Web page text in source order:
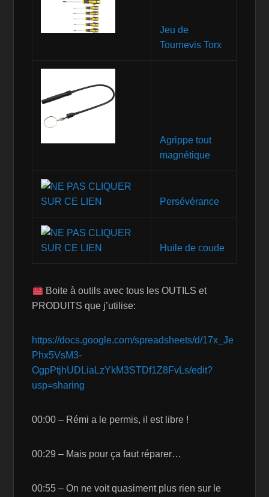
Jeu de
Tournevis Torx
Agrippe tout
magnétique
Persévérance
Huile de coude
Boite à outils avec tous les OUTILS et
PRODUITS que j’utilise:
https://docs.google.com/spreadsheets/d/17x_Je
Phx5VsM3-
OgpPtjhUDLiaLzYkM3STDf1Z8FvLs/edit?
usp=sharing
00:00 – Rémi a le permis, il est libre !
00:29 – Mais pour ça faut réparer…
00:55 – On ne voit quasiment plus rien sur le